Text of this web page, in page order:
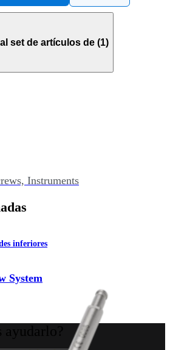
set de artículos de (1)
Instruments
inferiores
System